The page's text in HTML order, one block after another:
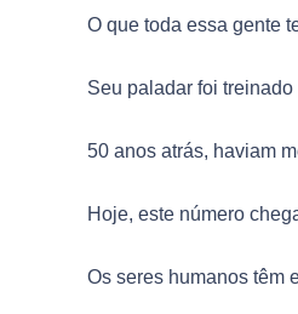
O que toda essa gente
Seu paladar foi
50 anos atrás, haviam
Hoje, este número
Os seres humanos têm